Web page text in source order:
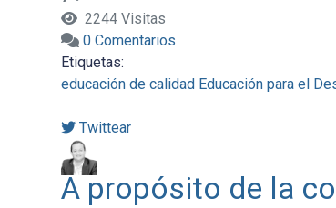
2244 Visitas
0 Comentarios
Etiquetas:
educación de calidad Educación para el
Twittear
A propósito de la